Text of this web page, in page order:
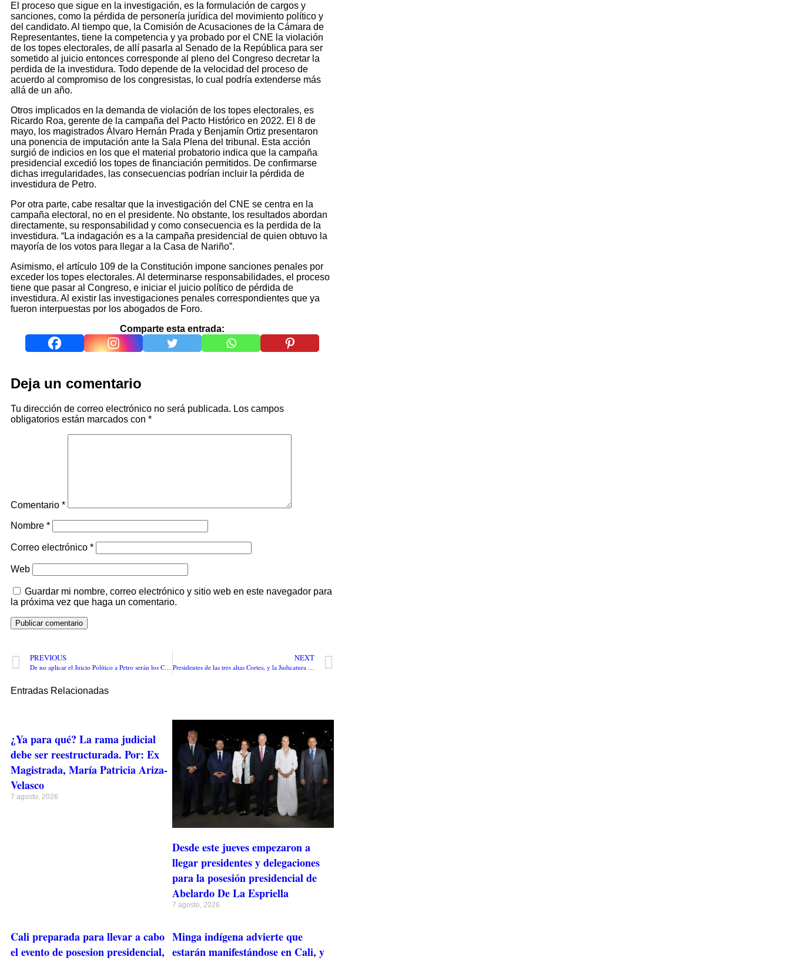
El proceso que sigue en la investigación, es la formulación de cargos y
sanciones, como la pérdida de personería jurídica del movimiento político y
del candidato. Al tiempo que, la Comisión de Acusaciones de la Cámara de
Representantes, tiene la competencia y ya probado por el CNE la violación
de los topes electorales, de allí pasarla al Senado de la República para ser
sometido al juicio entonces corresponde al pleno del Congreso decretar la
perdida de la investidura. Todo depende de la velocidad del proceso de
acuerdo al compromiso de los congresistas, lo cual podría extenderse más
allá de un año.
Otros implicados en la demanda de violación de los topes electorales, es
Ricardo Roa, gerente de la campaña del Pacto Histórico en 2022. El 8 de
mayo, los magistrados Álvaro Hernán Prada y Benjamín Ortiz presentaron
una ponencia de imputación ante la Sala Plena del tribunal. Esta acción
surgió de indicios en los que el material probatorio indica que la campaña
presidencial excedió los topes de financiación permitidos. De confirmarse
dichas irregularidades, las consecuencias podrían incluir la pérdida de
investidura de Petro.
Por otra parte, cabe resaltar que la investigación del CNE se centra en la
campaña electoral, no en el presidente. No obstante, los resultados abordan
directamente, su responsabilidad y como consecuencia es la perdida de la
investidura. “La indagación es a la campaña presidencial de quien obtuvo la
mayoría de los votos para llegar a la Casa de Nariño”.
Asimismo, el artículo 109 de la Constitución impone sanciones penales por
exceder los topes electorales. Al determinarse responsabilidades, el proceso
tiene que pasar al Congreso, e iniciar el juicio político de pérdida de
investidura. Al existir las investigaciones penales correspondientes que ya
fueron interpuestas por los abogados de Foro.
Comparte esta entrada:
Deja un comentario
Tu dirección de correo electrónico no será publicada. Los campos
obligatorios están marcados con *
Comentario *
Nombre *
Correo electrónico *
Web
Guardar mi nombre, correo electrónico y sitio web en este navegador para
la próxima vez que haga un comentario.
PREVIOUS
De no aplicar el Juicio Político a Petro serán los Congresistas los que tendrán que salir por PREVARICATO, por no aplicar la ley a la que están obligados: José Manuel Abuchaibe.
NEXT
Presidentes de las tres altas Cortes, y la Judicatura piden a la Fiscalía investigar con celeridad las chuzadas a los magistrados
Entradas Relacionadas
¿Ya para qué? La rama judicial
debe ser reestructurada. Por: Ex
Magistrada, María Patricia Ariza-
Velasco
7 agosto, 2026
Desde este jueves empezaron a
llegar presidentes y delegaciones
para la posesión presidencial de
Abelardo De La Espriella
7 agosto, 2026
Cali preparada para llevar a cabo
el evento de posesion presidencial,
Minga indígena advierte que
estarán manifestándose en Cali, y